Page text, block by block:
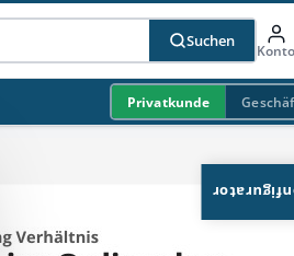
Suchen
Konto
Privatkunde